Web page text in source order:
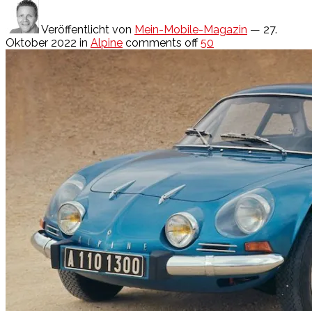
Veröffentlicht von Mein-Mobile-Magazin — 27.
Oktober 2022 in Alpine comments off 50